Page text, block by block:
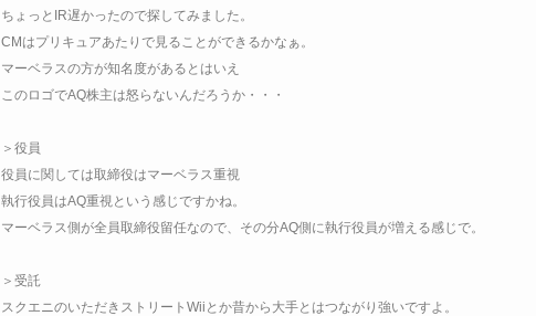
ちょっとIR遅かったので探してみました。
CMはプリキュアあたりで見ることができるかなぁ。
マーベラスの方が知名度があるとはいえ
このロゴでAQ株主は怒らないんだろうか・・・
＞役員
役員に関しては取締役はマーベラス重視
執行役員はAQ重視という感じですかね。
マーベラス側が全員取締役留任なので、その分AQ側に執行役員が増える感じで。
＞受託
スクエニのいただきストリートWiiとか昔から大手とはつながり強いですよ。